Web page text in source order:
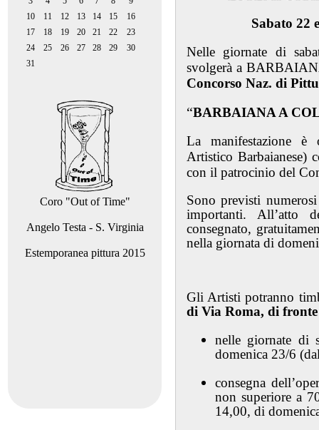
10
11 12 13 14 15
16
17
18 19 20 21 22
23
24
25 26 27 28 29
30
31
Coro "Out of Time"
Angelo Testa - S. Virginia
Estemporanea pittura 2015
Sabato 22
Nelle giornate di
svolgerà a
Concorso Naz. di
“BARBAIANA A
La manifestazione è
Artistico Barbaianese)
con il patrocinio del
Sono previsti
importanti. All’atto
consegnato,
nella giornata di
Gli Artisti potranno
di Via Roma, di
nelle giornate di
domenica 23/6
consegna
non superiore a
14,00, di